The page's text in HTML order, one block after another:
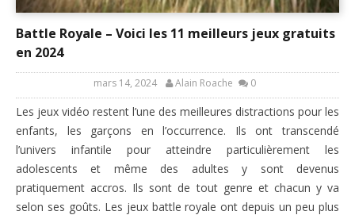
Battle Royale – Voici les 11 meilleurs jeux gratuits
en 2024
mars 14, 2024 Alain Roache 0
Les jeux vidéo restent l’une des meilleures distractions pour les
enfants, les garçons en l’occurrence. Ils ont transcendé
l’univers infantile pour atteindre particulièrement les
adolescents et même des adultes y sont devenus
pratiquement accros. Ils sont de tout genre et chacun y va
selon ses goûts. Les jeux battle royale ont depuis un peu plus